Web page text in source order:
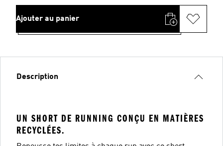
Ajouter au panier
Description
UN SHORT DE RUNNING CONÇU EN MATIÈRES
RECYCLÉES.